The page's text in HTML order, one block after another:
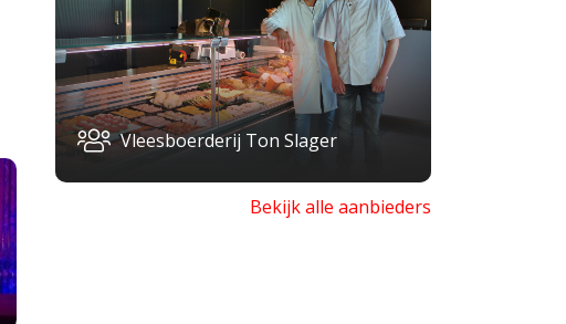
Vleesboerderij Ton Slager
Bekijk alle aanbieders